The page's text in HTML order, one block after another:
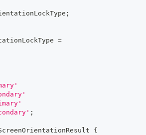
;
=
;
{